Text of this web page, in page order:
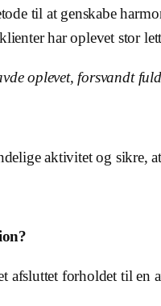
til at genskabe
har oplevet stor
oplevet, forsvandt
aktivitet og sikre,
afsluttet forholdet til